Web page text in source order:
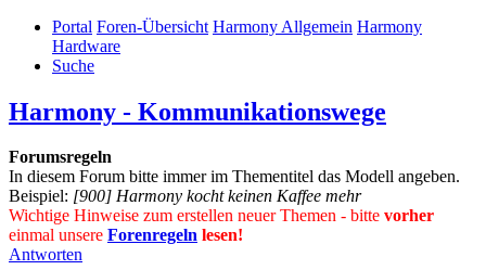
Portal Foren-Übersicht Harmony Allgemein Harmony
Hardware
Suche
Harmony - Kommunikationswege
Forumsregeln
In diesem Forum bitte immer im Thementitel das Modell angeben.
Beispiel: [900] Harmony kocht keinen Kaffee mehr
Wichtige Hinweise zum erstellen neuer Themen - bitte vorher
einmal unsere Forenregeln lesen!
Antworten